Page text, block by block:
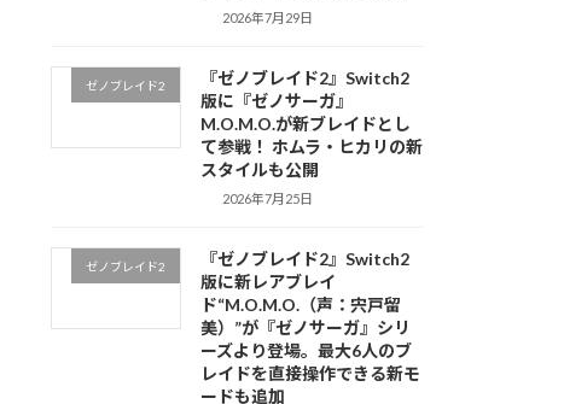
2026年7月29日
ゼノブレイド2
『ゼノブレイド2』Switch2
版に『ゼノサーガ』
M.O.M.O.が新ブレイドとし
て参戦！ ホムラ・ヒカリの新
スタイルも公開
2026年7月25日
ゼノブレイド2
『ゼノブレイド2』Switch2
版に新レアブレイ
ド“M.O.M.O.（声：宍戸留
美）”が『ゼノサーガ』シリ
ーズより登場。最大6人のブ
レイドを直接操作できる新モ
ードも追加